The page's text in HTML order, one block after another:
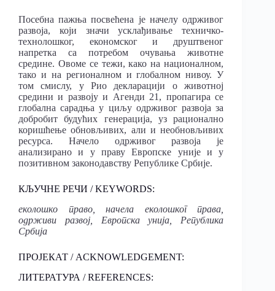
Посебна пажња посвећена је начелу одрживог
развоја, који значи усклађивање техничко-
технолошког, економског и друштвеног
напретка са потребом очувања животне
средине. Овоме се тежи, како на националном,
тако и на регионалном и глобалном нивоу. У
том смислу, у Рио декларацији о животној
средини и развоју и Агенди 21, пропагира се
глобална сарадња у циљу одрживог развоја за
добробит будућих генерација, уз рационално
коришћење обновљивих, али и необновљивих
ресурса. Начело одрживог развоја је
анализирано и у праву Европске уније и у
позитивном законодавству Републике Србије.
КЉУЧНЕ РЕЧИ / KEYWORDS:
еколошко
право, начела еколошког
права,
одрживи
развој, Европска
унија, Република
Србија
ПРОЈЕКАТ / ACKNOWLEDGEMENT:
ЛИТЕРАТУРА / REFERENCES: